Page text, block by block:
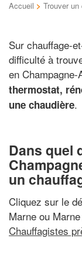
Accueil > Trouver
Sur chauffage-
difficulté à
en Champagne-
thermostat,
une chaudière.
Dans quel
un
Cliquez sur le
Marne ou
Chauffagistes